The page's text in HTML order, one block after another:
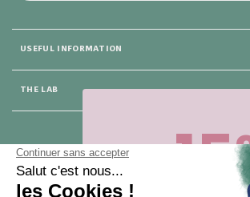
USEFUL INFORMATION
THE LAB
-